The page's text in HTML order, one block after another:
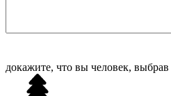
докажите, что вы человек, выбрав